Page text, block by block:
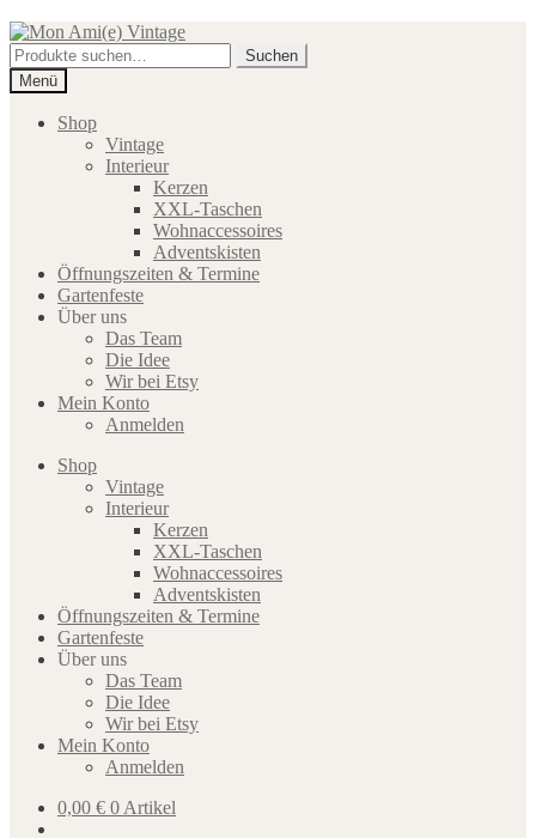
Zur
Navigation
springen
Zum
Inhalt
springen
Suche
nach:
Suchen
Menü
Shop
Vintage
Interieur
Kerzen
XXL-Taschen
Wohnaccessoires
Adventskisten
Öffnungszeiten & Termine
Gartenfeste
Über uns
Das Team
Die Idee
Wir bei Etsy
Mein Konto
Anmelden
Shop
Vintage
Interieur
Kerzen
XXL-Taschen
Wohnaccessoires
Adventskisten
Öffnungszeiten & Termine
Gartenfeste
Über uns
Das Team
Die Idee
Wir bei Etsy
Mein Konto
Anmelden
0,00 € 0 Artikel